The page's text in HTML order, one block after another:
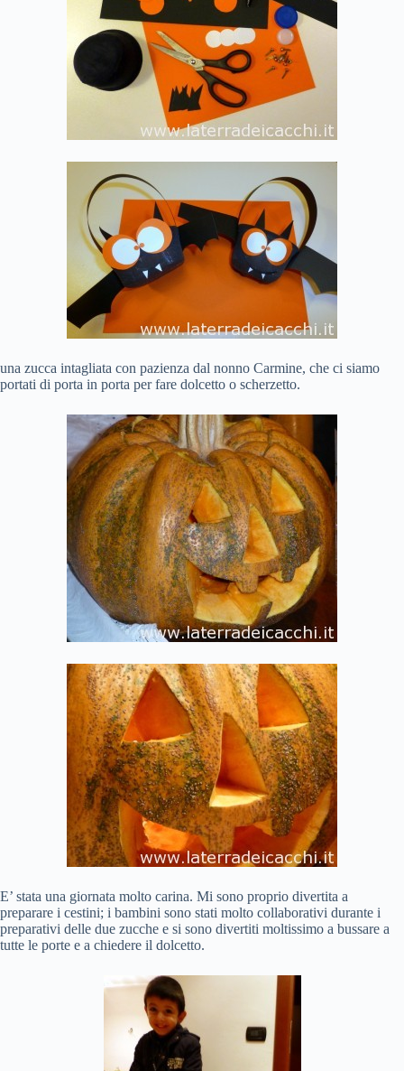
una zucca intagliata con pazienza dal nonno Carmine, che ci siamo
portati di porta in porta per fare dolcetto o scherzetto.
E’ stata una giornata molto carina. Mi sono proprio divertita a
preparare i cestini; i bambini sono stati molto collaborativi durante i
preparativi delle due zucche e si sono divertiti moltissimo a bussare a
tutte le porte e a chiedere il dolcetto.